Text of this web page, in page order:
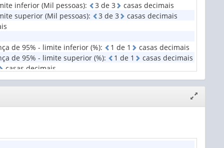
inferior (Mil pessoas): 3 de 3
casas decimais
superior (Mil pessoas): 3 de 3
casas decimais
de 95% - limite inferior (%): 1 de 1
casas decimais
de 95% - limite superior (%): 1 de 1
casas decimais
casas decimais
janela